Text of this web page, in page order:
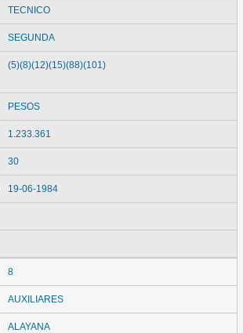
TECNICO
SEGUNDA
(5)(8)(12)(15)(88)(101)
PESOS
1.233.361
30
19-06-1984
8
AUXILIARES
ALAYANA